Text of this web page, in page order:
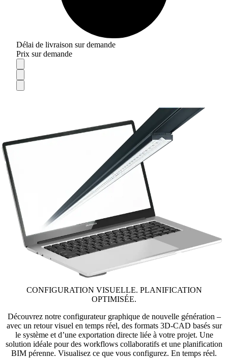
Délai de livraison sur demande
Prix sur demande
CONFIGURATION VISUELLE. PLANIFICATION
OPTIMISÉE.
Découvrez notre configurateur graphique de nouvelle génération –
avec un retour visuel en temps réel, des formats 3D-CAD basés sur
le système et d’une exportation directe liée à votre projet. Une
solution idéale pour des workflows collaboratifs et une planification
BIM pérenne. Visualisez ce que vous configurez. En temps réel.